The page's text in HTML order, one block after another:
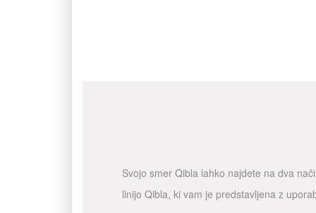
Svojo smer Qibla lahko najdete na dva
linijo Qibla, ki vam je predstavljena z